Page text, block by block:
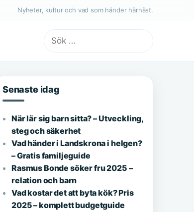
Nyheter, kultur och vad som händer härnäst.
Sök
efter:
Senaste idag
När lär sig barn sitta? – Utveckling,
steg och säkerhet
Vad händer i Landskrona i helgen?
– Gratis familjeguide
Rasmus Bonde söker fru 2025 –
relation och barn
Vad kostar det att byta kök? Pris
2025 – komplett budgetguide